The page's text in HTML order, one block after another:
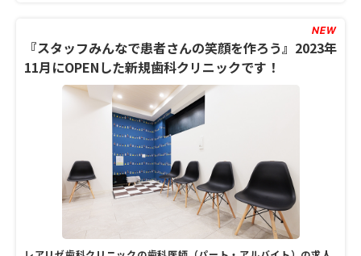
月に開業した。木の素材を生かした待合室
は、まるで北欧風カフェのよう。大人用診察
室からはキッズスペースが確認でき、授乳室
やおむつ替え室も備えるなど、子ども連れに
配慮した造りが特徴的だ。また、訪問診療に
も対応し、嚥下の指導や、内科・外科クリニ
ックとの医科歯科連携も行っている。一般歯
科のほか小児歯科、矯正歯科にも対応する寺
本院長に、クリニックの特徴、矯正を始める
べきタイミングや注意点、メンテナンスの大
切さなどについて聞いた。
『スタッフみんなで患者さんの笑顔を作ろう』2023年
11月にOPENした新規歯科クリニックです！